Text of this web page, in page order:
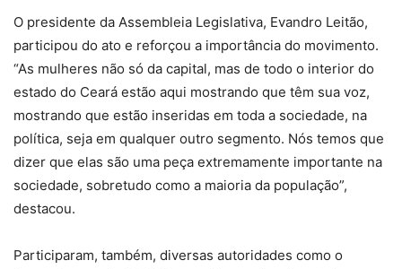
O presidente da Assembleia Legislativa, Evandro Leitão,
participou do ato e reforçou a importância do movimento.
“As mulheres não só da capital, mas de todo o interior do
estado do Ceará estão aqui mostrando que têm sua voz,
mostrando que estão inseridas em toda a sociedade, na
política, seja em qualquer outro segmento. Nós temos que
dizer que elas são uma peça extremamente importante na
sociedade, sobretudo como a maioria da população”,
destacou.
Participaram, também, diversas autoridades como o